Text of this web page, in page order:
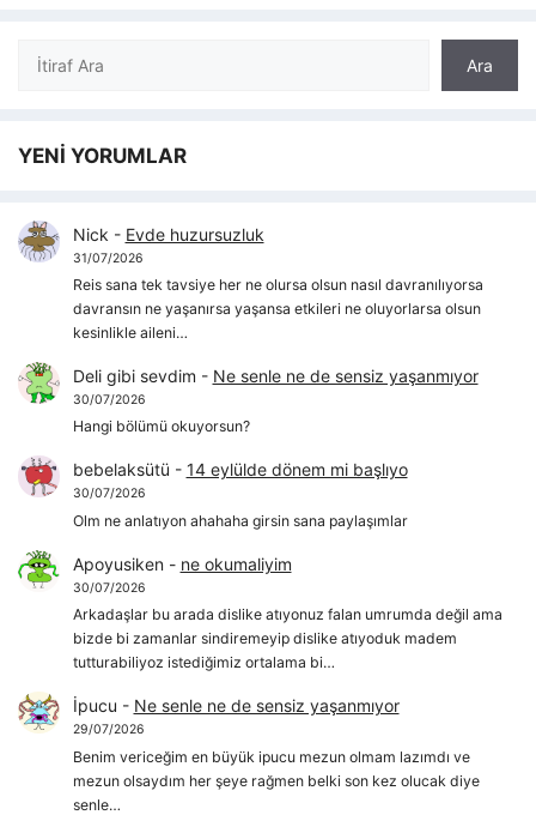
Ara
Ara
YENİ YORUMLAR
Nick - Evde huzursuzluk
31/07/2026
Reis sana tek tavsiye her ne olursa olsun nasıl davranılıyorsa
davransın ne yaşanırsa yaşansa etkileri ne oluyorlarsa olsun
kesinlikle aileni…
Deli gibi sevdim - Ne senle ne de sensiz yaşanmıyor
30/07/2026
Hangi bölümü okuyorsun?
bebelaksütü - 14 eylülde dönem mi başlıyo
30/07/2026
Olm ne anlatıyon ahahaha girsin sana paylaşımlar
Apoyusiken- ne okumaliyim
30/07/2026
Arkadaşlar bu arada dislike atıyonuz falan umrumda değil ama
bizde bi zamanlar sindiremeyip dislike atıyoduk madem
tutturabiliyoz istediğimiz ortalama bi…
İpucu - Ne senle ne de sensiz yaşanmıyor
29/07/2026
Benim vericeğim en büyük ipucu mezun olmam lazımdı ve
mezun olsaydım her şeye rağmen belki son kez olucak diye
senle…